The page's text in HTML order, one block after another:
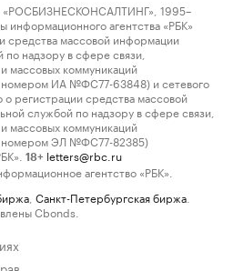
1995–
агентства «РБК»
средства массовой информации
надзору в сфере связи,
массовых коммуникаций
номером ИА №ФС77-63848) и сетевого
о регистрации средства массовой
службой по надзору в сфере связи,
массовых коммуникаций
номером ЭЛ №ФС77-82385)
18+ letters@rbc.ru
агентство «РБК».
Санкт-Петербургская биржа
Cbonds.